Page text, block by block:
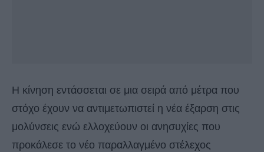
Η κίνηση εντάσσεται σε μια σειρά από μέτρα που
στόχο έχουν να αντιμετωπιστεί η νέα έξαρση στις
μολύνσεις ενώ ελλοχεύουν οι ανησυχίες που
προκάλεσε το νέο παραλλαγμένο στέλεχος